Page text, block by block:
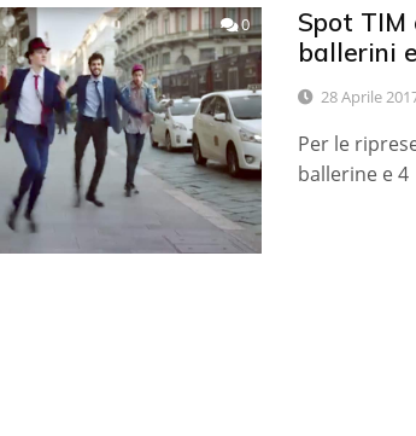
0
Spot TIM
ballerini
28 Aprile
Per le
ballerine e 4